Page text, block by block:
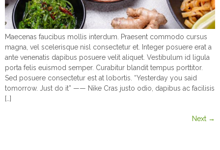
Maecenas faucibus mollis interdum. Praesent commodo cursus
magna, vel scelerisque nisl consectetur et. Integer posuere erat a
ante venenatis dapibus posuere velit aliquet. Vestibulum id ligula
porta felis euismod semper. Curabitur blandit tempus porttitor.
Sed posuere consectetur est at lobortis. “Yesterday you said
tomorrow. Just do it” —— Nike Cras justo odio, dapibus ac facilisis
[…]
Next →